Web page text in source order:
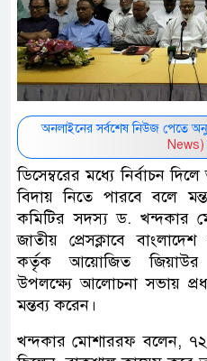
অনলাইনের সর্বশেষ নিউজ পেতে
News)
ডিসেম্বরের মধ্যে নির্বাচন
বিদায় নিতে পারবে বলে
কমিটির সদস্য ড. খন্দকার
জাতীয় প্রেসক্লাবে
কর্তৃক আয়োজিত জিয়াউর
উপলক্ষ্যে আলোচনা সভায়
মন্তব্য করেন।
খন্দকার মোশাররফ বলেন,